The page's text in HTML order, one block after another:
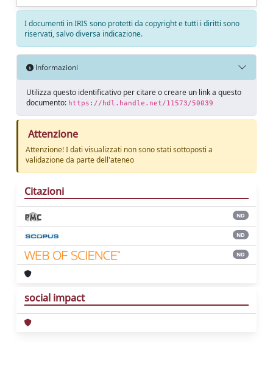
I documenti in IRIS sono protetti da copyright e tutti i diritti sono
riservati, salvo diversa indicazione.
Informazioni
Utilizza questo identificativo per citare o creare un link a questo
documento: https://hdl.handle.net/11573/50039
Attenzione
Attenzione! I dati visualizzati non sono stati sottoposti a
validazione da parte dell'ateneo
Citazioni
ND
ND
ND
social impact